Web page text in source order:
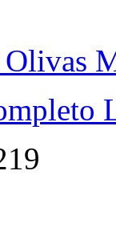
Olivas